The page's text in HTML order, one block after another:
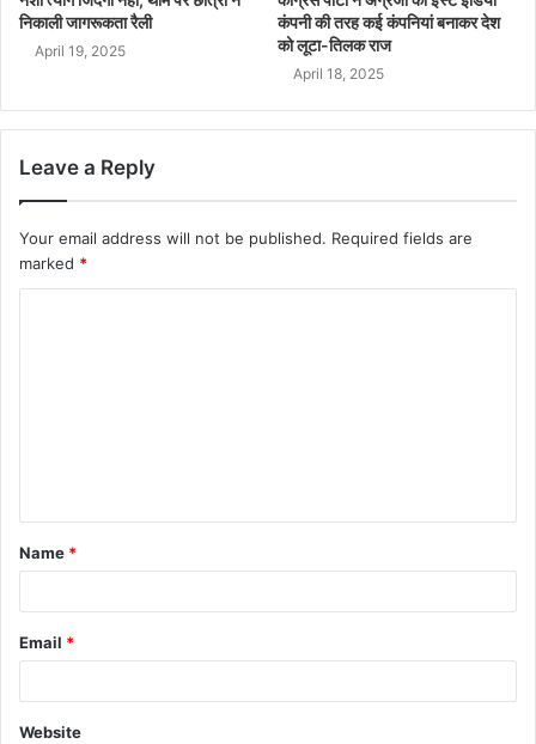
निकाली जागरूकता रैली
April 19, 2025
कंपनी की तरह कई कंपनियां बनाकर देश
को लूटा-तिलक राज
April 18, 2025
Leave a Reply
Your email address will not be published. Required fields are
marked *
Name *
Email *
Website